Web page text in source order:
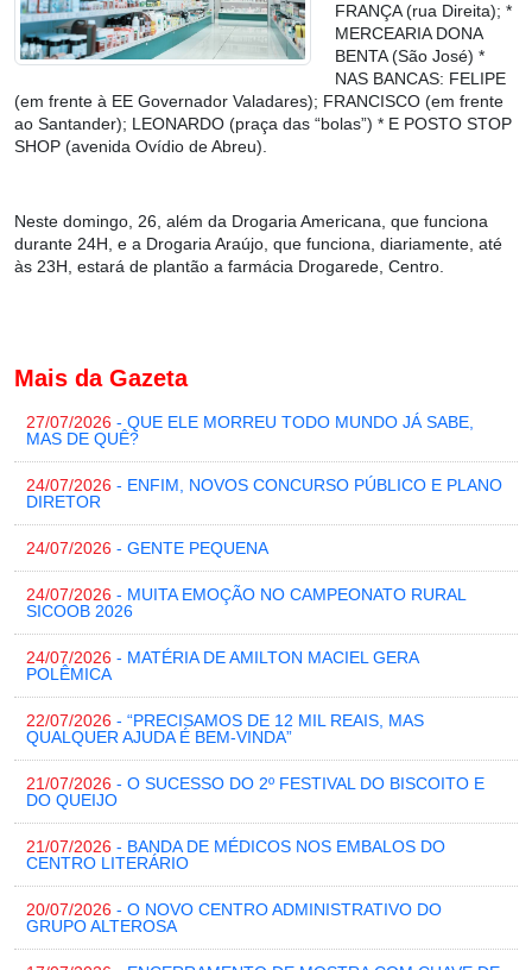
FRANÇA (rua Direita); *
MERCEARIA DONA
BENTA (São José) *
NAS BANCAS: FELIPE
(em frente à EE Governador Valadares); FRANCISCO (em frente
ao Santander); LEONARDO (praça das “bolas”) * E POSTO STOP
SHOP (avenida Ovídio de Abreu).
Neste domingo, 26, além da Drogaria Americana, que funciona
durante 24H, e a Drogaria Araújo, que funciona, diariamente, até
às 23H, estará de plantão a farmácia Drogarede, Centro.
Mais da Gazeta
27/07/2026 - QUE ELE MORREU TODO MUNDO JÁ SABE,
MAS DE QUÊ?
24/07/2026 - ENFIM, NOVOS CONCURSO PÚBLICO E PLANO
DIRETOR
24/07/2026 - GENTE PEQUENA
24/07/2026 - MUITA EMOÇÃO NO CAMPEONATO RURAL
SICOOB 2026
24/07/2026 - MATÉRIA DE AMILTON MACIEL GERA
POLÊMICA
22/07/2026 - “PRECISAMOS DE 12 MIL REAIS, MAS
QUALQUER AJUDA É BEM-VINDA”
21/07/2026 - O SUCESSO DO 2º FESTIVAL DO BISCOITO E
DO QUEIJO
21/07/2026 - BANDA DE MÉDICOS NOS EMBALOS DO
CENTRO LITERÁRIO
20/07/2026 - O NOVO CENTRO ADMINISTRATIVO DO
GRUPO ALTEROSA